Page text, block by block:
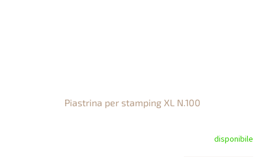
Piastrina per stamping XL N.100
disponibile